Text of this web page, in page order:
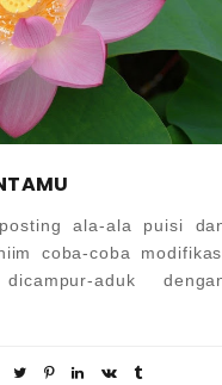
ala-ala puisi
coba-coba
aduk